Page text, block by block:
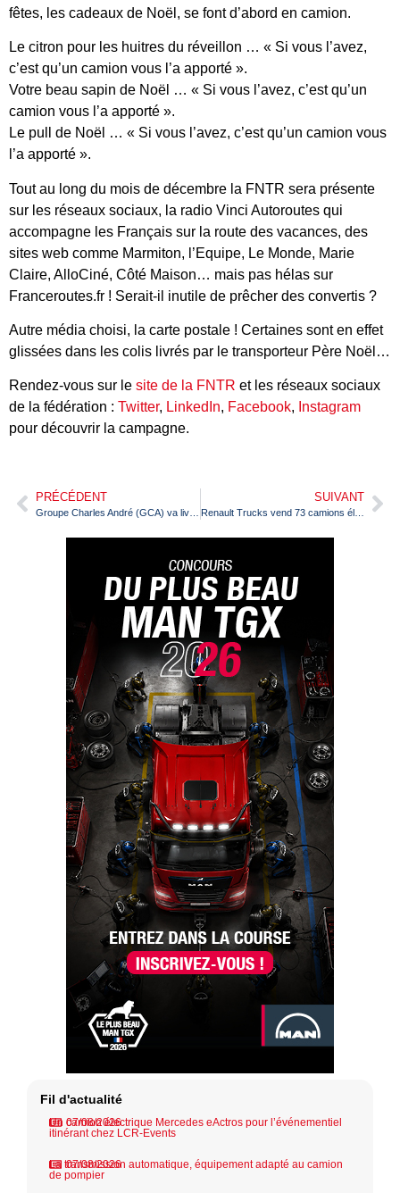
fêtes, les cadeaux de Noël, se font d’abord en camion.
Le citron pour les huitres du réveillon … « Si vous l’avez,
c’est qu’un camion vous l’a apporté ».
Votre beau sapin de Noël … « Si vous l’avez, c’est qu’un
camion vous l’a apporté ».
Le pull de Noël … « Si vous l’avez, c’est qu’un camion vous
l’a apporté ».
Tout au long du mois de décembre la FNTR sera présente
sur les réseaux sociaux, la radio Vinci Autoroutes qui
accompagne les Français sur la route des vacances, des
sites web comme Marmiton, l’Equipe, Le Monde, Marie
Claire, AlloCiné, Côté Maison… mais pas hélas sur
Franceroutes.fr ! Serait-il inutile de prêcher des convertis ?
Autre média choisi, la carte postale ! Certaines sont en effet
glissées dans les colis livrés par le transporteur Père Noël…
Rendez-vous sur le site de la FNTR et les réseaux sociaux
de la fédération : Twitter, LinkedIn, Facebook, Instagram
pour découvrir la campagne.
PRÉCÉDENT SUIVANT
Renault Trucks vend 73 camions électriques à Barcelone
Fil d'actualité
07/08/2026
Un camion électrique Mercedes eActros pour l’événementiel
itinérant chez LCR-Events
07/08/2026
La transmission automatique, équipement adapté au camion
de pompier